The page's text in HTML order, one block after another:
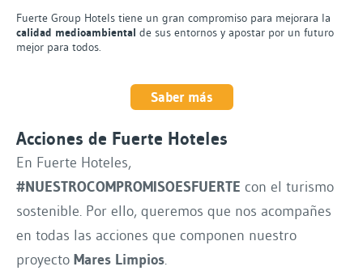
Fuerte Group Hotels tiene un gran compromiso para mejorara la
calidad medioambiental de sus entornos y apostar por un futuro
mejor para todos.
Saber más
Acciones de Fuerte Hoteles
En Fuerte Hoteles,
#NUESTROCOMPROMISOESFUERTE con el turismo
sostenible. Por ello, queremos que nos acompañes
en todas las acciones que componen nuestro
proyecto Mares Limpios.